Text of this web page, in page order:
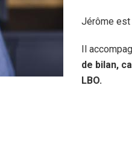
Jérôme est
Il
de bilan,
LBO.